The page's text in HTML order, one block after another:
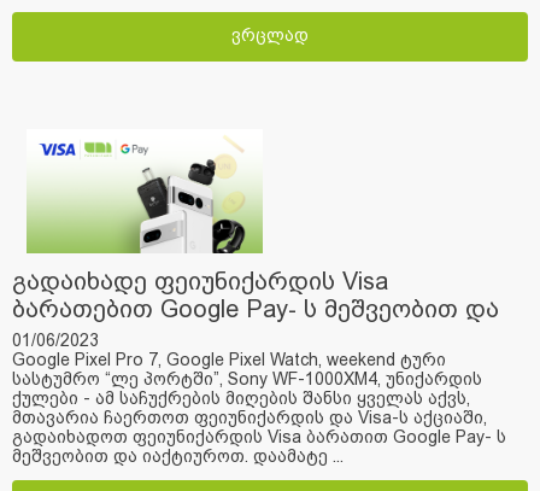
ვრცლად
გადაიხადე ფეიუნიქარდის Visa
ბარათებით Google Pay- ს მეშვეობით და
მიიღე საჩუქარი
01/06/2023
Google Pixel Pro 7, Google Pixel Watch, weekend ტური
სასტუმრო “ლე პორტში”, Sony WF-1000XM4, უნიქარდის
ქულები - ამ საჩუქრების მიღების შანსი ყველას აქვს,
მთავარია ჩაერთოთ ფეიუნიქარდის და Visa-ს აქციაში,
გადაიხადოთ ფეიუნიქარდის Visa ბარათით Google Pay- ს
მეშვეობით და იაქტიუროთ. დაამატე ...